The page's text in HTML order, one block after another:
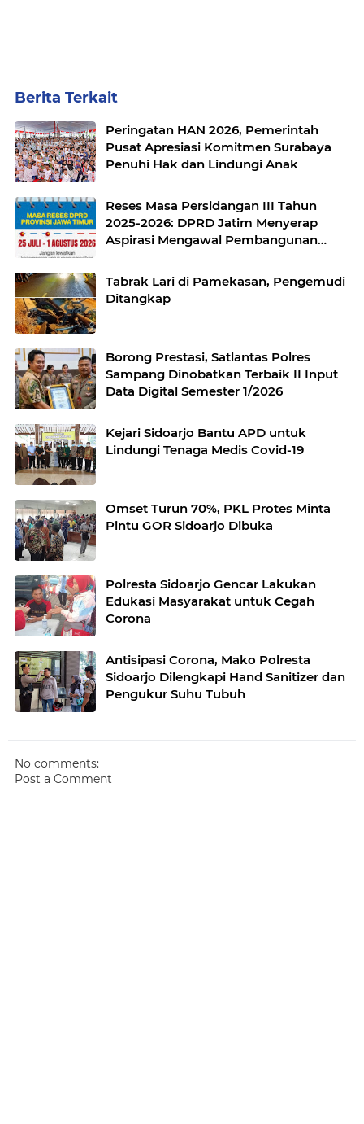
Berita Terkait
Peringatan HAN 2026, Pemerintah
Pusat Apresiasi Komitmen Surabaya
Penuhi Hak dan Lindungi Anak
Reses Masa Persidangan III Tahun
2025-2026: DPRD Jatim Menyerap
Aspirasi Mengawal Pembangunan
Tabrak Lari di Pamekasan, Pengemudi
Ditangkap
Borong Prestasi, Satlantas Polres
Sampang Dinobatkan Terbaik II Input
Data Digital Semester 1/2026
Kejari Sidoarjo Bantu APD untuk
Lindungi Tenaga Medis Covid-19
Omset Turun 70%, PKL Protes Minta
Pintu GOR Sidoarjo Dibuka
Polresta Sidoarjo Gencar Lakukan
Edukasi Masyarakat untuk Cegah
Corona
Antisipasi Corona, Mako Polresta
Sidoarjo Dilengkapi Hand Sanitizer dan
Pengukur Suhu Tubuh
No comments:
Post a Comment